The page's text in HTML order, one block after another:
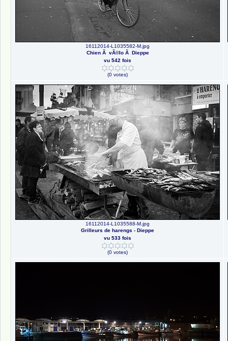
16112014-L1035582-M.jpg
Chien Ã vÃ©lo Ã Dieppe
vu 542 fois
(0 votes)
16112014-L1035588-M.jpg
Grilleurs de harengs - Dieppe
vu 533 fois
(0 votes)